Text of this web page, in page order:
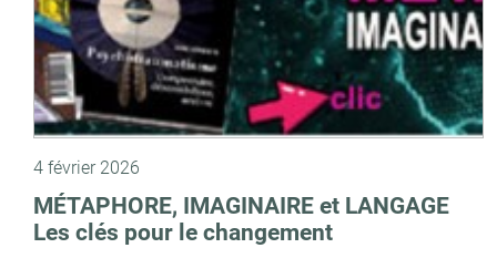
4 février 2026
MÉTAPHORE, IMAGINAIRE et LANGAGE
Les clés pour le changement